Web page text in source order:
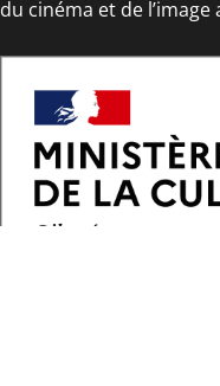
du cinéma et de l’image